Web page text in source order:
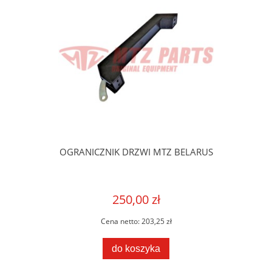
OGRANICZNIK DRZWI MTZ BELARUS
250,00 zł
Cena netto:203,25 zł
do koszyka